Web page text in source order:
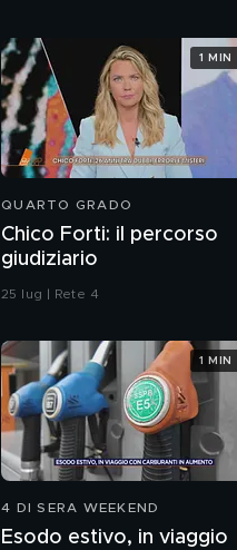
QUARTO GRADO
Chico Forti: il percorso
giudiziario
25 lug | Rete 4
1 MIN
4 DI SERA WEEKEND
Esodo estivo, in viaggio
1 MIN